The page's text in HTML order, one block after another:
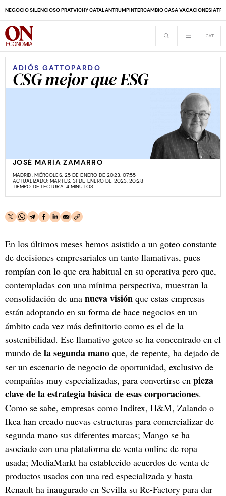
NEGOCIO SILENCIOSO PRATVICHY CATALANTRUMPINTERCAMBIO CASA VACACIONESIA
ADIÓS GATTOPARDO
CSG mejor que ESG
JOSÉ MARÍA ZAMARRO
MADRID. MIÉRCOLES, 25 DE ENERO DE 2023. 07:55
ACTUALIZADO: MARTES, 31 DE ENERO DE 2023. 20:28
TIEMPO DE LECTURA: 4 MINUTOS
En los últimos meses hemos asistido a un goteo constante
de decisiones empresariales un tanto llamativas, pues
rompían con lo que era habitual en su operativa pero que,
contempladas con una mínima perspectiva, muestran la
consolidación de una nueva visión que estas empresas
están adoptando en su forma de hace negocios en un
ámbito cada vez más definitorio como es el de la
sostenibilidad. Ese llamativo goteo se ha concentrado en el
mundo de la segunda mano que, de repente, ha dejado de
ser un escenario de negocio de oportunidad, exclusivo de
compañías muy especializadas, para convertirse en pieza
clave de la estrategia básica de esas corporaciones.
Como se sabe, empresas como Inditex, H&M, Zalando o
Ikea han creado nuevas estructuras para comercializar de
segunda mano sus diferentes marcas; Mango se ha
asociado con una plataforma de venta online de ropa
usada; MediaMarkt ha establecido acuerdos de venta de
productos usados con una red especializada y hasta
Renault ha inaugurado en Sevilla su Re-Factory para dar